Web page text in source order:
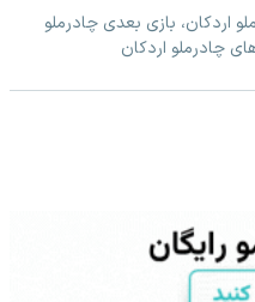
اردکان، بازی بعدی چادرملو
چادرملو اردکان